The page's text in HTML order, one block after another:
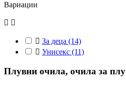
Вариации
 
 За деца (14)
 Унисекс (11)
Плувни очила, очила за